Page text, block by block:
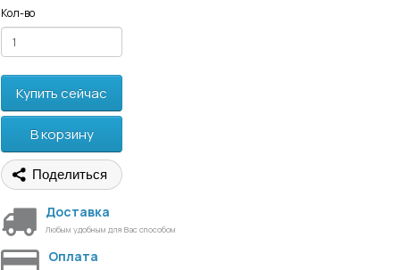
Кол-во
Купить сейчас
В корзину
Поделиться
Доставка
Любым удобным для Вас способом
Оплата